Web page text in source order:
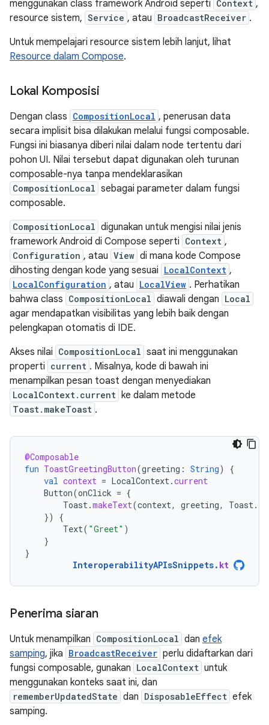
menggunakan class framework Android seperti Context ,
resource sistem, Service , atau BroadcastReceiver .
Untuk mempelajari resource sistem lebih lanjut, lihat
Resource dalam Compose.
Lokal Komposisi
Dengan class CompositionLocal , penerusan data
secara implisit bisa dilakukan melalui fungsi composable.
Fungsi ini biasanya diberi nilai dalam node tertentu dari
pohon UI. Nilai tersebut dapat digunakan oleh turunan
composable-nya tanpa mendeklarasikan
CompositionLocal sebagai parameter dalam fungsi
composable.
CompositionLocal digunakan untuk mengisi nilai jenis
framework Android di Compose seperti Context ,
Configuration , atau View di mana kode Compose
dihosting dengan kode yang sesuai LocalContext ,
LocalConfiguration , atau LocalView . Perhatikan
bahwa class CompositionLocal diawali dengan Local
agar mendapatkan visibilitas yang lebih baik dengan
pelengkapan otomatis di IDE.
Akses nilai CompositionLocal saat ini menggunakan
properti current . Misalnya, kode di bawah ini
menampilkan pesan toast dengan menyediakan
LocalContext.current ke dalam metode
Toast.makeToast .
@Composable
fun ToastGreetingButton(greeting : String)
{
val context = LocalContext.current
Button(onClick = {
Toast.makeText(context, greeting, Toast.
})
{
Text( "Greet" )
}
}
InteroperabilityAPIsSnippets. kt
Penerima siaran
Untuk menampilkan CompositionLocal dan efek
samping, jika BroadcastReceiver perlu didaftarkan dari
fungsi composable, gunakan LocalContext untuk
menggunakan konteks saat ini, dan
rememberUpdatedState dan DisposableEffect efek
samping.